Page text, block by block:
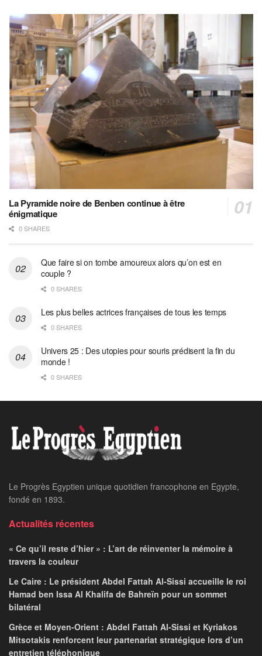
La Pyramide noire de Benben continue à être
énigmatique
0 SHARES
Que faire si on tombe amoureux alors qu’on est en
couple ?
0 SHARES
Les plus belles actrices françaises de tous les temps
0 SHARES
Univers 25 : Des utopies pour souris prédisent la fin du
monde !
0 SHARES
Le Progrès Egyptien unique quotidien francophone en Egypte,
fondé en 1893.
Actualités récentes
« Ce qu’il reste d’hier » : L’art de réinventer la mémoire à
travers la couleur
Le Caire : Le président Abdel Fattah Al-Sissi accueille le roi
Hamad ben Issa Al Khalifa de Bahreïn pour un sommet
bilatéral
Grèce et Moyen-Orient : Abdel Fattah Al-Sissi et Kyriakos
Mitsotakis renforcent leur partenariat stratégique lors d’un
entretien téléphonique